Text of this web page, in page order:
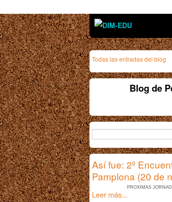
Todas las entradas del blog
Blog de
Así fue: 2º
Pamplona (20 de
PRÓXIMAS
Leer más...